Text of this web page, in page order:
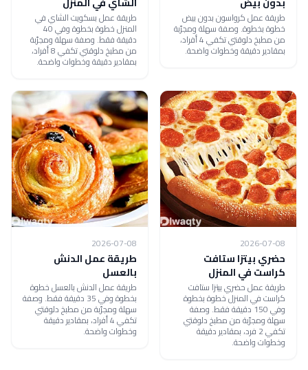
طريقة عمل كرواسون بدون بيض
خطوة بخطوة. وصفة سهلة ومجرّبة
من مطبخ دلوقتي تكفي 4 أفراد،
بمقادير دقيقة وخطوات واضحة.
طريقة عمل بسكويت الشاي في
المنزل خطوة بخطوة وفي 40
دقيقة فقط. وصفة سهلة ومجرّبة
من مطبخ دلوقتي تكفي 8 أفراد،
بمقادير دقيقة وخطوات واضحة.
2026-07-08
حضري بيتزا ستافت
كراست في المنزل
طريقة عمل حضري بيتزا ستافت
كراست في المنزل خطوة بخطوة
وفي 150 دقيقة فقط. وصفة
سهلة ومجرّبة من مطبخ دلوقتي
تكفي 2 فرد، بمقادير دقيقة
وخطوات واضحة.
2026-07-08
طريقة عمل الدنش
بالعسل
طريقة عمل الدنش بالعسل خطوة
بخطوة وفي 35 دقيقة فقط. وصفة
سهلة ومجرّبة من مطبخ دلوقتي
تكفي 4 أفراد، بمقادير دقيقة
وخطوات واضحة.